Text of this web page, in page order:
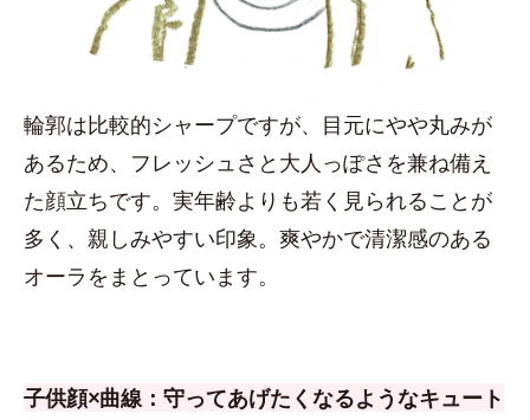
輪郭は比較的シャープですが、目元にやや丸みが
あるため、フレッシュさと大人っぽさを兼ね備え
た顔立ちです。実年齢よりも若く見られることが
多く、親しみやすい印象。爽やかで清潔感のある
オーラをまとっています。
子供顔×曲線：守ってあげたくなるようなキュート